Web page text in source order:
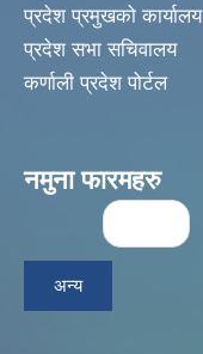
प्रदेश प्रमुखको कार्यालय
प्रदेश सभा सचिवालय
कर्णाली प्रदेश पोर्टल
नमुना फारमहरु
Pages
अन्य